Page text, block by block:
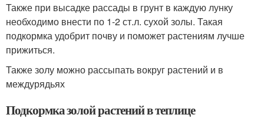
Также при высадке рассады в грунт в каждую лунку
необходимо внести по 1-2 ст.л. сухой золы. Такая
подкормка удобрит почву и поможет растениям лучше
прижиться.
Также золу можно рассыпать вокруг растений и в
междурядьях
Подкормка золой растений в теплице